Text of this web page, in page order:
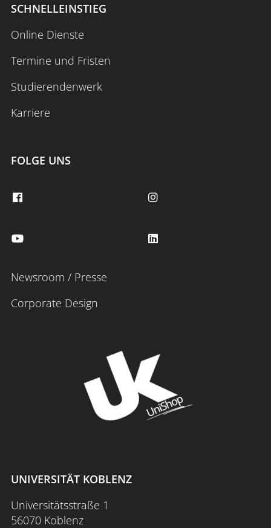
SCHNELLEINSTIEG
Online Dienste
Termine und Fristen
Studierendenwerk
Karriere
FOLGE UNS
Newsroom / Presse
Corporate Design
UNIVERSITÄT KOBLENZ
Universitätsstraße 1
56070 Koblenz